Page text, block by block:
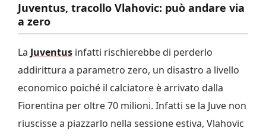
Juventus, tracollo Vlahovic: può andare via
a zero
La Juventus infatti rischierebbe di perderlo
addirittura a parametro zero, un disastro a livello
economico poiché il calciatore è arrivato dalla
Fiorentina per oltre 70 milioni. Infatti se la Juve non
riuscisse a piazzarlo nella sessione estiva, Vlahovic